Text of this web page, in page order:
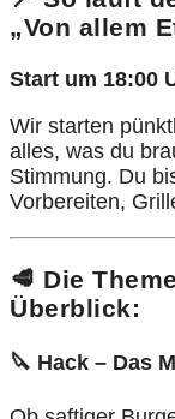
„Von allem
Start um 18:00
Wir starten
alles, was du
Stimmung. Du
Vorbereiten,
🥩 Die
Überblick:
🔪 Hack – Das